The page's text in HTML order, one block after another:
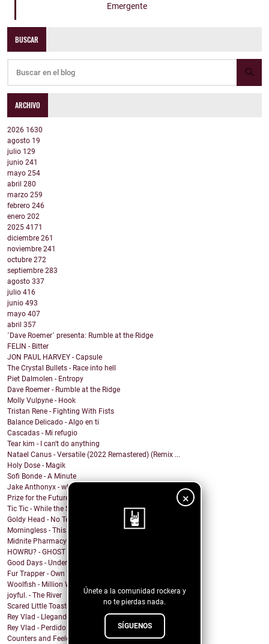
×
Únete a la comunidad rockera y
no te pierdas nada.
SÍGUENOS
Emergente
BUSCAR
ARCHIVO
2026 1630
agosto 19
julio 129
junio 241
mayo 254
abril 280
marzo 259
febrero 246
enero 202
2025 4171
diciembre 261
noviembre 241
octubre 272
septiembre 283
agosto 337
julio 416
junio 493
mayo 407
abril 357
´Dave Roemer´ presenta: Rumble at the Ridge
FELIN - Bitter
JON PAUL HARVEY - Capsule
The Crystal Bullets - Race into hell
Piet Dalmolen - Entropy
Dave Roemer - Rumble at the Ridge
Molly Vulpyne - Hook
Tristan Rene - Fighting With Fists
Balance Delicado - Algo en ti
Cascadas - Mi refugio
Tear kim - I can't do anything
Natael Canus - Versatile (2022 Remastered) (Remix ...
Holy Dose - Magik
Sofi Bonde - A Minute
Jake Anthonyx - what happened to yesterday?
Prize for the Future - Farewell
Tic Tic - While the Shadows Grow
Goldy Head - No Tengo Problema (Contigo)
Morningless - This Party
Midnite Pharmacy - Becoming
HOWRU? - GHOST
Good Days - Undertow
Fur Trapper - Own Worst Enemy
Woolfish - Million Ways
joyful. - The River
Scared Little Toaster - NO DECAF
Rey Vlad - Llegando al puerto
Rey Vlad - Perdido en altamar
Counters and Feelers - Golden Rule